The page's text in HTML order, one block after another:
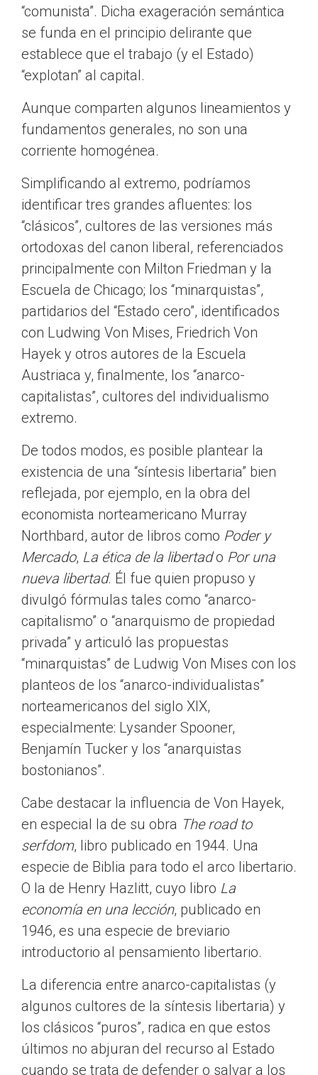
“comunista”. Dicha exageración semántica
se funda en el principio delirante que
establece que el trabajo (y el Estado)
“explotan” al capital.
Aunque comparten algunos lineamientos y
fundamentos generales, no son una
corriente homogénea.
Simplificando al extremo, podríamos
identificar tres grandes afluentes: los
“clásicos”, cultores de las versiones más
ortodoxas del canon liberal, referenciados
principalmente con Milton Friedman y la
Escuela de Chicago; los “minarquistas”,
partidarios del “Estado cero”, identificados
con Ludwing Von Mises, Friedrich Von
Hayek y otros autores de la Escuela
Austriaca y, finalmente, los “anarco-
capitalistas”, cultores del individualismo
extremo.
De todos modos, es posible plantear la
existencia de una “síntesis libertaria” bien
reflejada, por ejemplo, en la obra del
economista norteamericano Murray
Northbard, autor de libros como Poder y
Mercado, La ética de la libertado Por una
nueva libertad. Él fue quien propuso y
divulgó fórmulas tales como “anarco-
capitalismo” o “anarquismo de propiedad
privada” y articuló las propuestas
“minarquistas” de Ludwig Von Mises con los
planteos de los “anarco-individualistas”
norteamericanos del siglo XIX,
especialmente: Lysander Spooner,
Benjamín Tucker y los “anarquistas
bostonianos”.
Cabe destacar la influencia de Von Hayek,
en especial la de su obra The road to
serfdom, libro publicado en 1944. Una
especie de Biblia para todo el arco libertario.
O la de Henry Hazlitt, cuyo libro La
economía en una lección, publicado en
1946, es una especie de breviario
introductorio al pensamiento libertario.
La diferencia entre anarco-capitalistas (y
algunos cultores de la síntesis libertaria) y
los clásicos “puros”, radica en que estos
últimos no abjuran del recurso al Estado
cuando se trata de defender o salvar a los